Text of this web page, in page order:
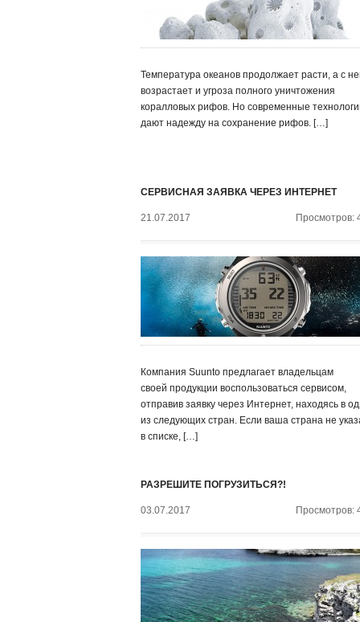
Температура океанов продолжает расти, а с
возрастает и угроза полного уничтожения
коралловых рифов. Но современные
дают надежду на сохранение рифов. […]
СЕРВИСНАЯ ЗАЯВКА ЧЕРЕЗ ИНТЕРНЕТ
21.07.2017 Просмотров:
Компания Suunto предлагает владельцам
своей продукции воспользоваться сервисом,
отправив заявку через Интернет, находясь в
из следующих стран. Если ваша страна не
в списке, […]
РАЗРЕШИТЕ ПОГРУЗИТЬСЯ?!
03.07.2017 Просмотров: